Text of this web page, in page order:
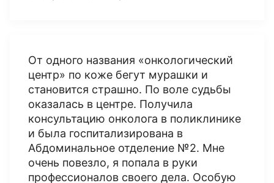
От одного названия «онкологический
центр» по коже бегут мурашки и
становится страшно. По воле судьбы
оказалась в центре. Получила
консультацию онколога в поликлинике
и была госпитализирована в
Абдоминальное отделение №2. Мне
очень повезло, я попала в руки
профессионалов своего дела. Особую